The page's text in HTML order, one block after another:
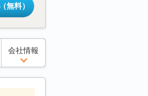
無料）
会社情報